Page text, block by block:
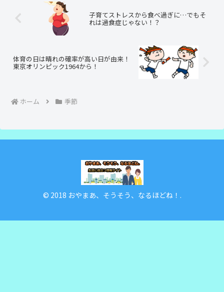
子育てストレスから食べ過ぎに…でもそ
れは過食症じゃない！？
体育の日は晴れの確率が高い日が由来！
東京オリンピック1964から！
ホーム 季節
© 2018 おやまあ、そうそう、なるほどね！.